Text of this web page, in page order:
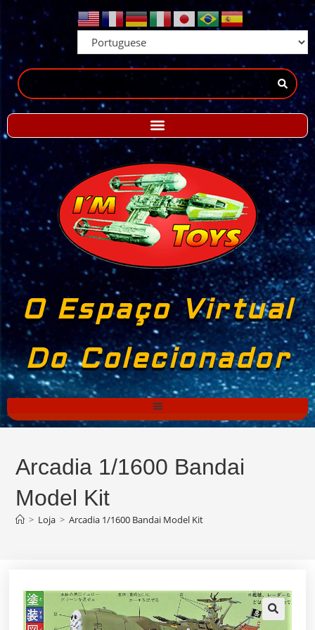
O Espaço Virtual
Do Colecionador
Arcadia 1/1600 Bandai
Model Kit
> Loja > Arcadia 1/1600 Bandai Model Kit